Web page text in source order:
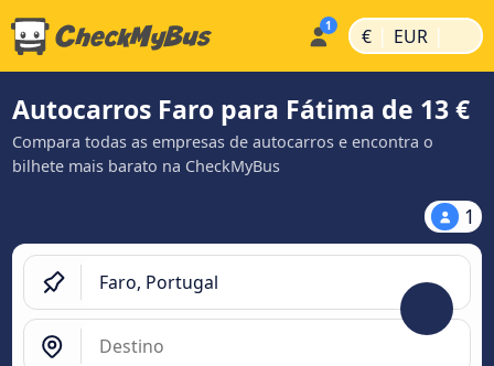
€ | EUR |
Autocarros Faro para Fátima de 13 €
Compara todas as empresas de autocarros e encontra o
bilhete mais barato na CheckMyBus
1